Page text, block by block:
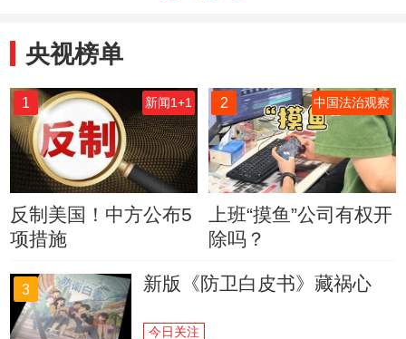
央视榜单
1 新闻1+1
反制美国！中方公布5
项措施
2 中国法治观察
上班“摸鱼”公司有权开
除吗？
3 新版《防卫白皮书》藏祸心
今日关注